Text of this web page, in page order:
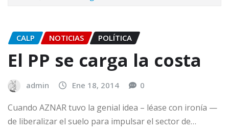
CALP NOTICIAS POLÍTICA
El PP se carga la costa
admin Ene 18, 2014 0
Cuando AZNAR tuvo la genial idea – léase con ironía —
de liberalizar el suelo para impulsar el sector de…